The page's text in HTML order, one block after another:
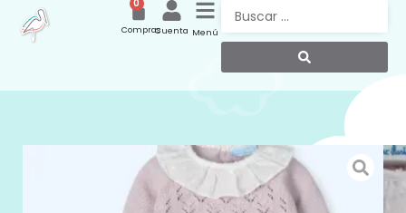
Menú
Cuenta
0
Compras